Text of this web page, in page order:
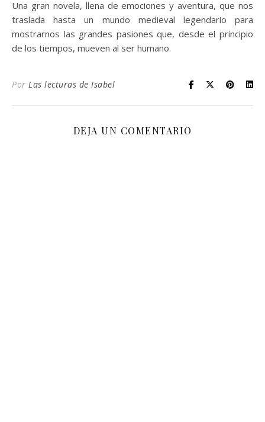
Una gran novela, llena de emociones y aventura, que nos
traslada hasta un mundo medieval legendario para
mostrarnos las grandes pasiones que, desde el principio
de los tiempos, mueven al ser humano.
Por Las lecturas de Isabel
DEJA UN COMENTARIO